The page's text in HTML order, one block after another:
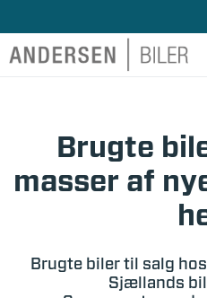
Brugte
masser af
Brugte biler til salg
Sjællands